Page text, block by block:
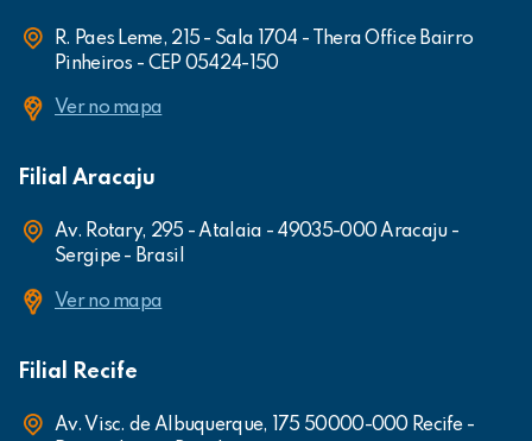
R. Paes Leme, 215 - Sala 1704 - Thera Office Bairro
Pinheiros - CEP 05424-150
Ver no mapa
Filial Aracaju
Av. Rotary, 295 - Atalaia - 49035-000 Aracaju -
Sergipe - Brasil
Ver no mapa
Filial Recife
Av. Visc. de Albuquerque, 175 50000-000 Recife -